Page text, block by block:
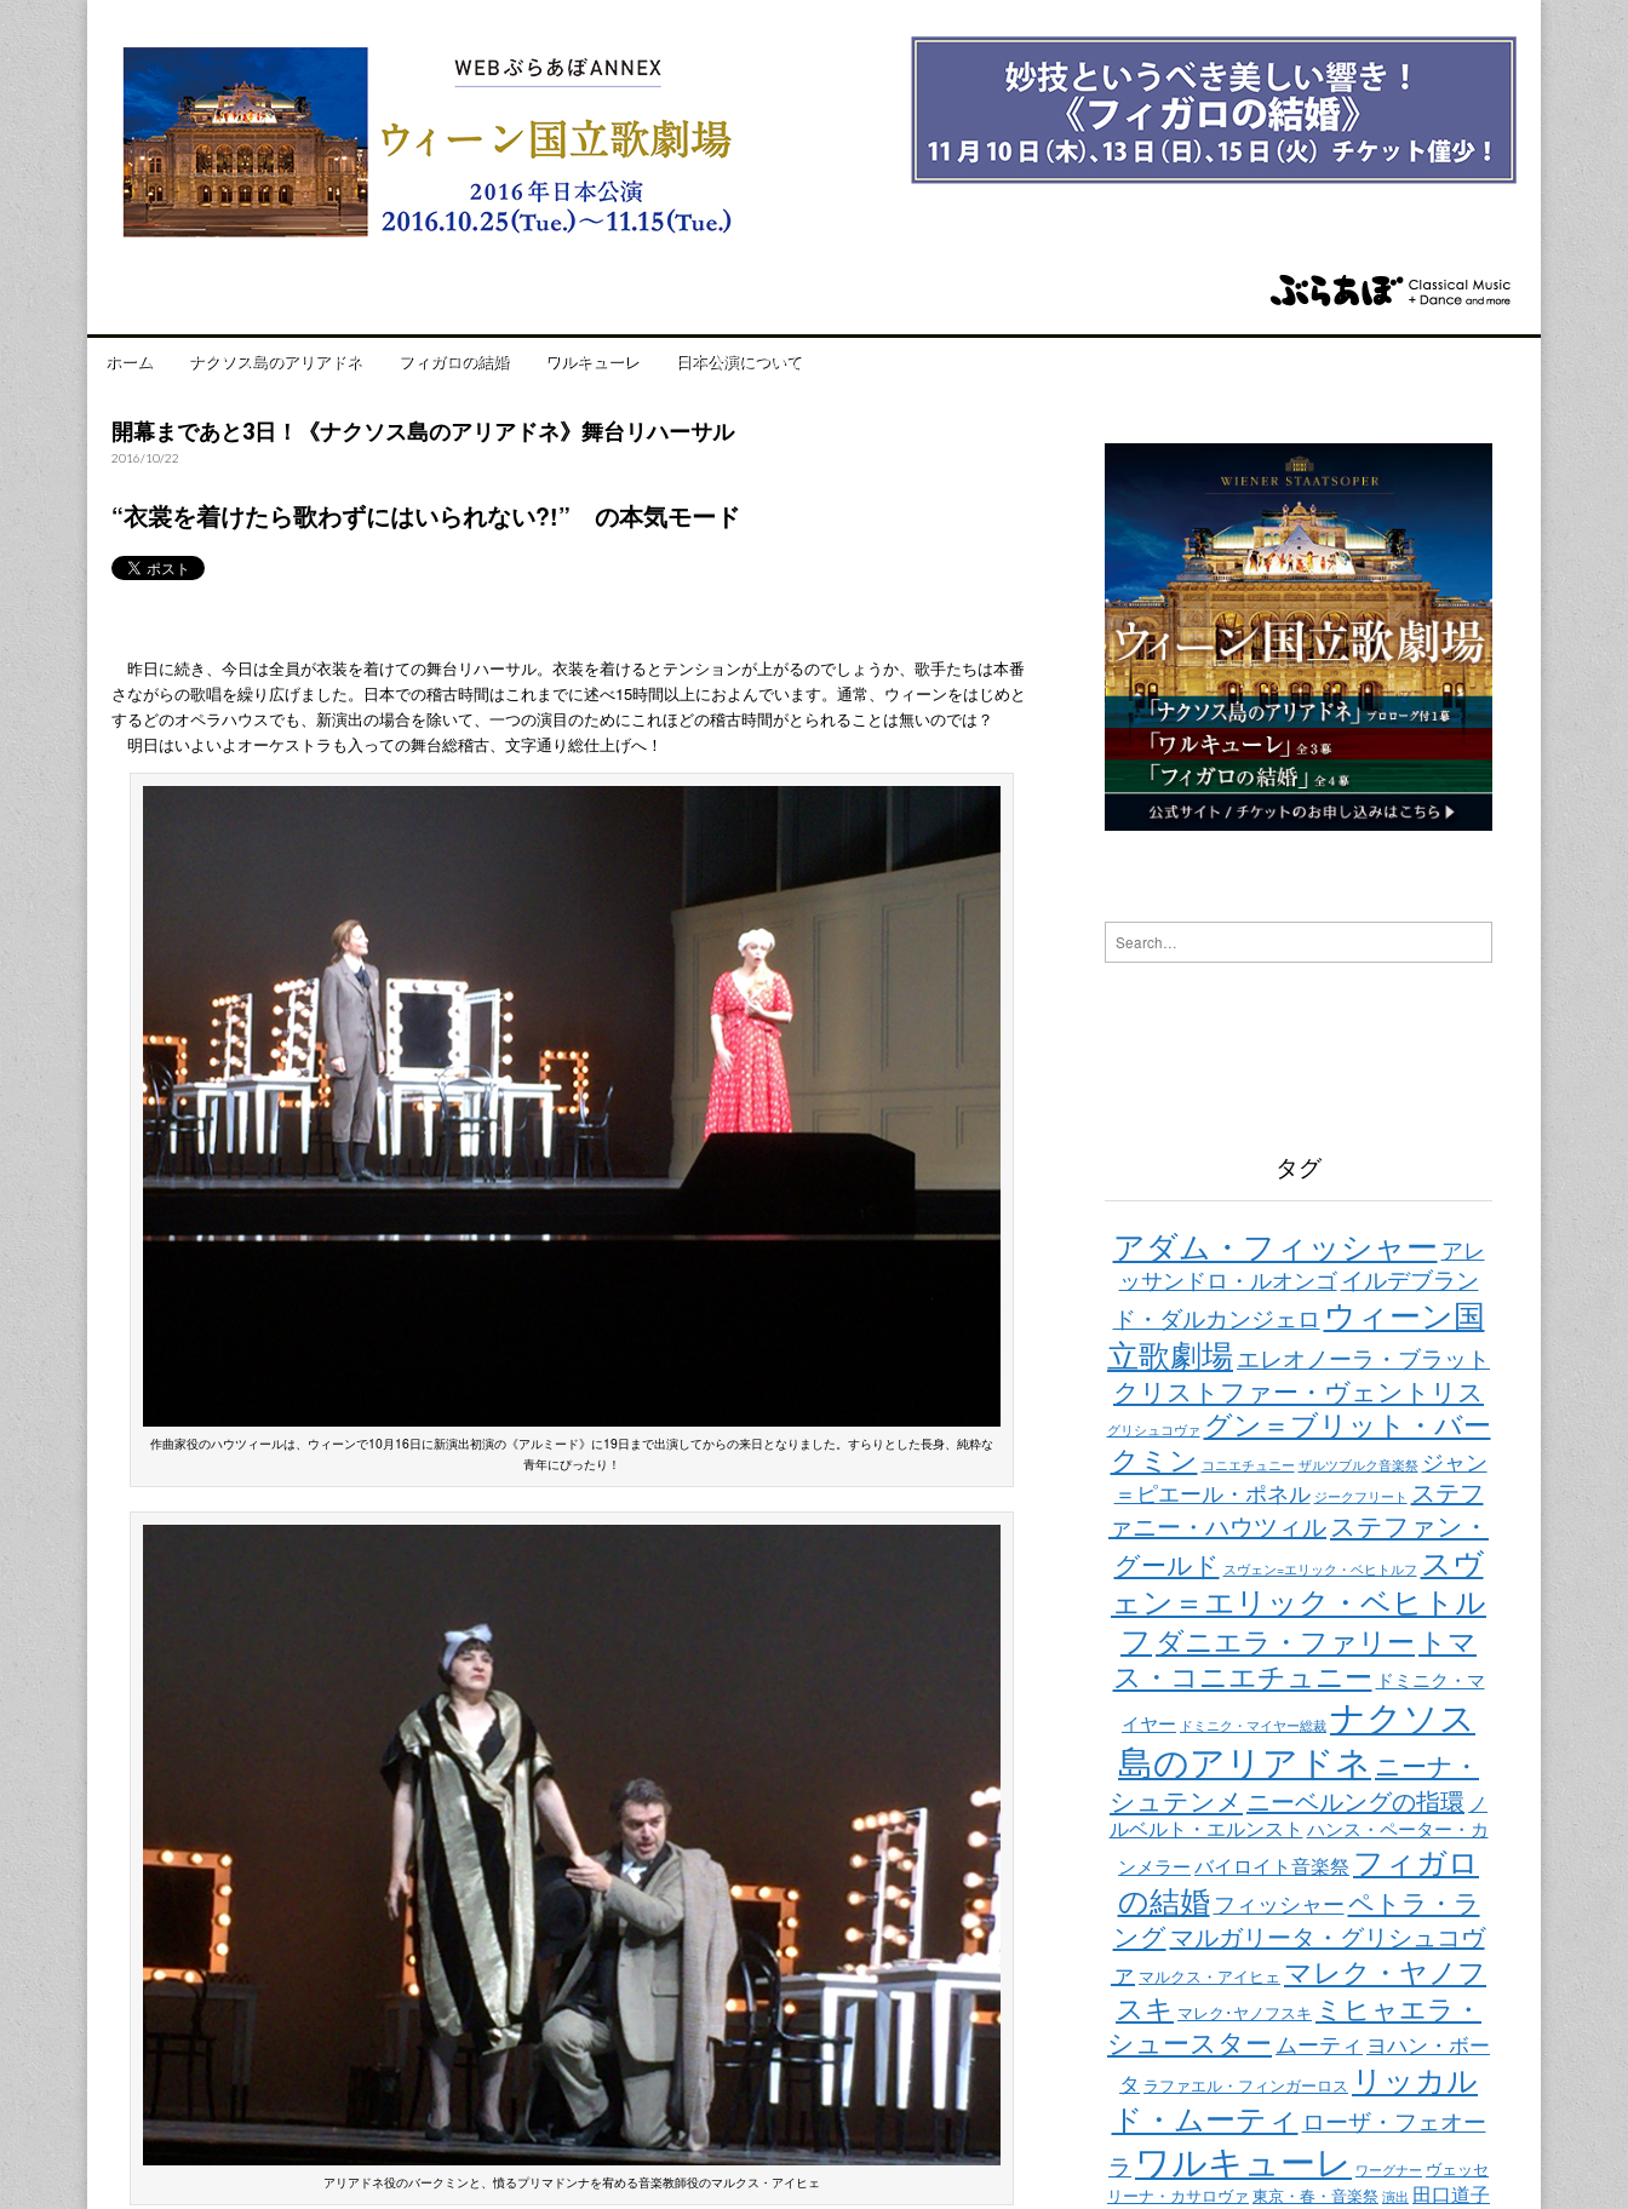
ウィーン国立歌劇場 2016年日本公演
Main menu
ホーム ナクソス島のアリアドネ フィガロの結婚 ワルキューレ 日本公演について
Sub menu
開幕まであと3日！《ナクソス島のアリアドネ》舞台リハーサル
2016/10/22
“衣裳を着けたら歌わずにはいられない?!” の本気モード
昨日に続き、今日は全員が衣装を着けての舞台リハーサル。衣装を着けるとテンションが上がるのでしょうか、歌手たちは本番
さながらの歌唱を繰り広げました。日本での稽古時間はこれまでに述べ15時間以上におよんでいます。通常、ウィーンをはじめと
するどのオペラハウスでも、新演出の場合を除いて、一つの演目のためにこれほどの稽古時間がとられることは無いのでは？
明日はいよいよオーケストラも入っての舞台総稽古、文字通り総仕上げへ！
作曲家役のハウツィールは、ウィーンで10月16日に新演出初演の《アルミード》に19日まで出演してからの来日となりました。すらりとした長身、純粋な
青年にぴったり！
アリアドネ役のバークミンと、憤るプリマドンナを宥める音楽教師役のマルクス・アイヒェ
タグ
アダム・フィッシャー アレ
ッサンドロ・ルオンゴ イルデブラン
ド・ダルカンジェロ ウィーン国
立歌劇場エレオノーラ・ブラット
クリストファー・ヴェントリス
グリシュコヴァ グン＝ブリット・バー
クミン コニエチュニー ザルツブルク音楽祭 ジャン
＝ピエール・ポネル ジークフリート ステフ
ァニー・ハウツィル ステファン・
グールド スヴェン=エリック・ベヒトルフ スヴ
ェン＝エリック・ベヒトル
フ ダニエラ・ファリー トマ
ス・コニエチュニー ドミニク・マ
イヤー ドミニク・マイヤー総裁 ナクソス
島のアリアドネ ニーナ・
シュテンメ ニーベルングの指環 ノ
ルベルト・エルンスト ハンス・ペーター・カ
ンメラーバイロイト音楽祭 フィガロ
の結婚 フィッシャーペトラ・ラ
ングマルガリータ・グリシュコヴ
ァ マルクス・アイヒェ マレク・ヤノフ
スキ マレク･ヤノフスキ ミヒャエラ・
シュースター ムーティ ヨハン・ボー
タ ラファエル・フィンガーロス リッカル
ド・ムーティ ローザ・フェオー
ラ ワルキューレ ワーグナー ヴェッセ
リーナ・カサロヴァ 東京・春・音楽祭 演出 田口道子